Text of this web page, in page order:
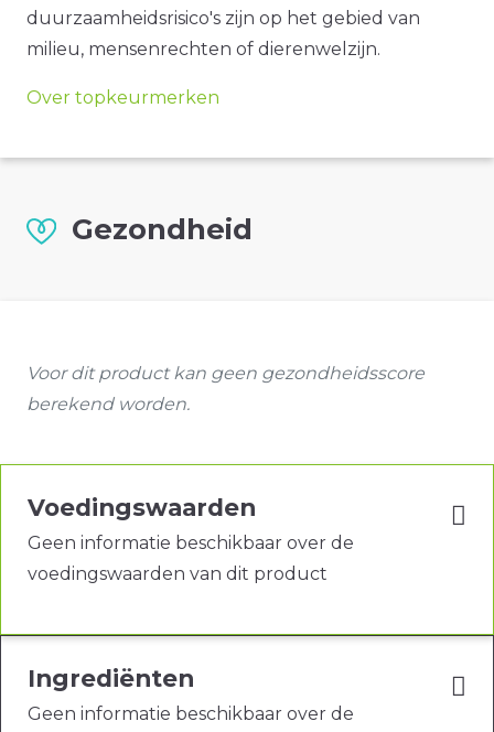
duurzaamheidsrisico's zijn op het gebied van
milieu, mensenrechten of dierenwelzijn.
Over topkeurmerken
Gezondheid
Voor dit product kan geen gezondheidsscore
berekend worden.
Voedingswaarden
Geen informatie beschikbaar over de
voedingswaarden van dit product
Ingrediënten
Geen informatie beschikbaar over de